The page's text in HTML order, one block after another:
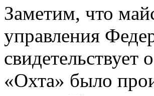
Заметим, что
управления
«Охта» было